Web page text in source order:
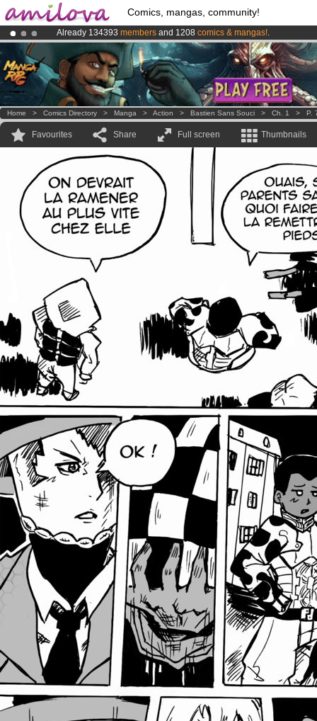
Comics, mangas, community!
Already 134393 members and 1208 comics & mangas!.
Premium membership from3.95 eurosper month !Get membership
AmilovaKickstarter is now LIVE!.
Home > Comics Directory > Manga > Action > Bastien Sans Souci > Ch. 1 > P.
Favourites Share Full screen Thumbnails